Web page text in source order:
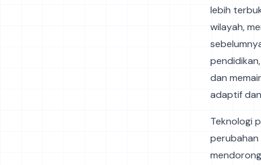
lebih
wilayah,
dan
adaptif
Teknologi
perubahan